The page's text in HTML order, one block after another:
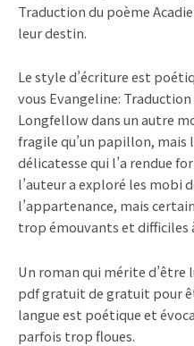
Traduction du poème
leur destin.
Le style d’écriture est
vous Evangeline:
Longfellow dans un autre
fragile qu’un papillon, mais
délicatesse qui l’a rendue
l’auteur a exploré les mobi
l’appartenance, mais
trop émouvants et difficiles
Un roman qui mérite
pdf gratuit de gratuit pour
langue est poétique et
parfois trop floues.